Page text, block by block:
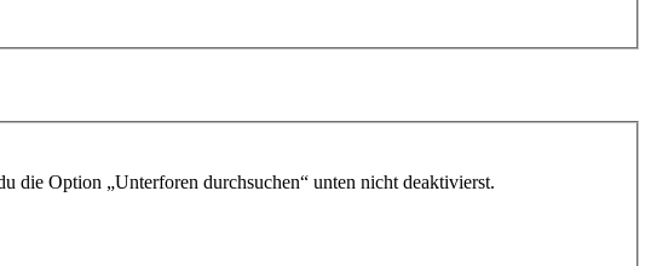
die Option „Unterforen durchsuchen“ unten nicht deaktivierst.